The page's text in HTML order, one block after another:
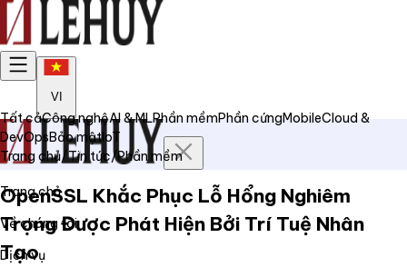
VI
Trang chủ
Về chúng tôi
Dịch vụ
Tất cảCông nghệAI & MLPhần mềmPhần cứngMobileCloud &
DevOpsBảo mậtIoT
Trang chủ/Tin tức/Phần mềm
OpenSSL Khắc Phục Lỗ Hổng Nghiêm
Trọng Được Phát Hiện Bởi Trí Tuệ Nhân
Tạo